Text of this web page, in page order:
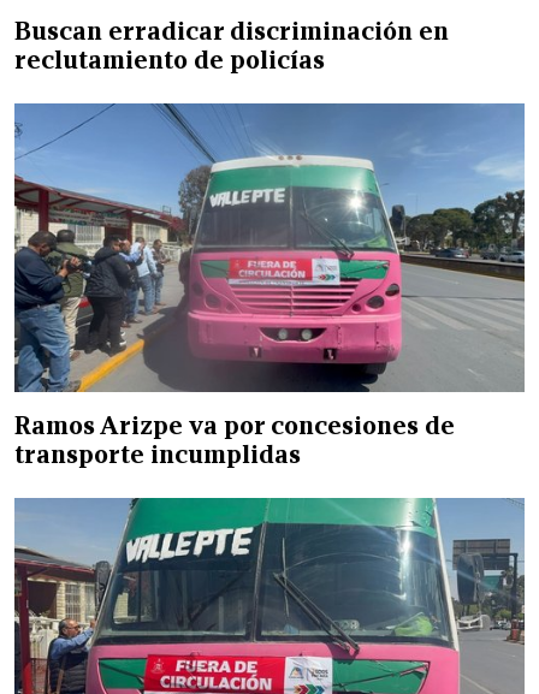
Buscan erradicar discriminación en
reclutamiento de policías
Ramos Arizpe va por concesiones de
transporte incumplidas